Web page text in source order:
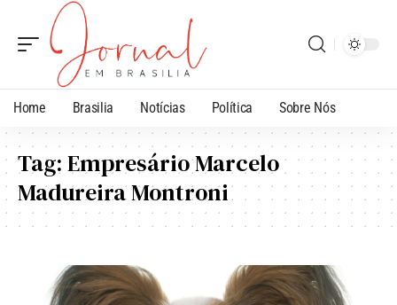
Home Brasilia Notícias Política Sobre Nós
Tag:Empresário Marcelo
Madureira Montroni